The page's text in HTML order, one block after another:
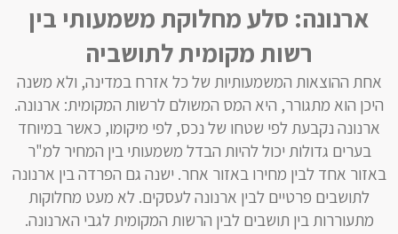
ארנונה: סלע מחלוקת משמעותי בין
רשות מקומית לתושביה
אחת ההוצאות המשמעותיות של כל אזרח במדינה, ולא משנה
היכן הוא מתגורר, היא המס המשולם לרשות המקומית: ארנונה.
ארנונה נקבעת לפי שטחו של נכס, לפי מיקומו, כאשר במיוחד
בערים גדולות יכול להיות הבדל משמעותי בין המחיר למ"ר
באזור אחד לבין מחירו באזור אחר. ישנה גם הפרדה בין ארנונה
לתושבים פרטיים לבין ארנונה לעסקים. לא מעט מחלוקות
מתעוררות בין תושבים לבין הרשות המקומית לגבי הארנונה.